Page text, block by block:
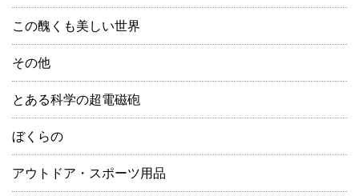
この醜くも美しい世界
その他
とある科学の超電磁砲
ぼくらの
アウトドア・スポーツ用品